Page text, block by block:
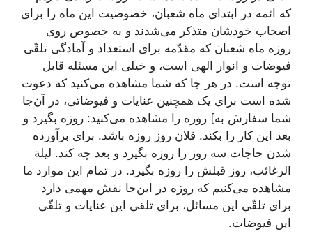
که ائمه در ابتدای ماه شعبان، خصوصیت این ماه را برای
اصحاب خودشان متذکر می‌شدند و به خصوص روی
روزه ماه شعبان که مقدّمه برای استعداد و آمادگی تلقّی
فیوضات و انوار الهی است، و خیلی این مسئله قابل
توجه است. در هر جا که شما مشاهده می‌کنید که دعوت
شده است برای یک همچنین عنایات و فیوضاتی، در آن‌جا
شما سفارش به‌] روزه را مشاهده می‌کنید: روزه بگیرد و
بعد این کار را بکند. فلان روز روزه باشد. برای برآورده
شدن حاجات سه روز را روزه بگیرد و بعد چه کند. لیلة
الرغائب، روز قبلش را روزه بگیرد. در تمام این موارد ما
مشاهده می‌کنیم که روزه در این‌جا نقش مهمی دارد
برای تلقّی این مسائل، برای تلقی این عنایات و تلقّی
این فیوضات.